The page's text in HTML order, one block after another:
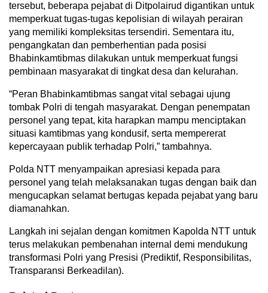
tersebut, beberapa pejabat di Ditpolairud digantikan untuk
memperkuat tugas-tugas kepolisian di wilayah perairan
yang memiliki kompleksitas tersendiri. Sementara itu,
pengangkatan dan pemberhentian pada posisi
Bhabinkamtibmas dilakukan untuk memperkuat fungsi
pembinaan masyarakat di tingkat desa dan kelurahan.
“Peran Bhabinkamtibmas sangat vital sebagai ujung
tombak Polri di tengah masyarakat. Dengan penempatan
personel yang tepat, kita harapkan mampu menciptakan
situasi kamtibmas yang kondusif, serta mempererat
kepercayaan publik terhadap Polri,” tambahnya.
Polda NTT menyampaikan apresiasi kepada para
personel yang telah melaksanakan tugas dengan baik dan
mengucapkan selamat bertugas kepada pejabat yang baru
diamanahkan.
Langkah ini sejalan dengan komitmen Kapolda NTT untuk
terus melakukan pembenahan internal demi mendukung
transformasi Polri yang Presisi (Prediktif, Responsibilitas,
Transparansi Berkeadilan).